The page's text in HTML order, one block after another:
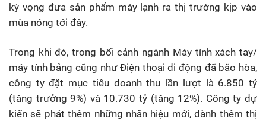
kỳ vọng đưa sản phẩm máy lạnh ra thị trường kịp vào
mùa nóng tới đây.
Trong khi đó, trong bối cảnh ngành Máy tính xách tay/
máy tính bảng cũng như Điện thoại di động đã bão hòa,
công ty đặt mục tiêu doanh thu lần lượt là 6.850 tỷ
(tăng trưởng 9%) và 10.730 tỷ (tăng 12%). Công ty dự
kiến sẽ phát thêm những nhãn hiệu mới, dành thêm thị